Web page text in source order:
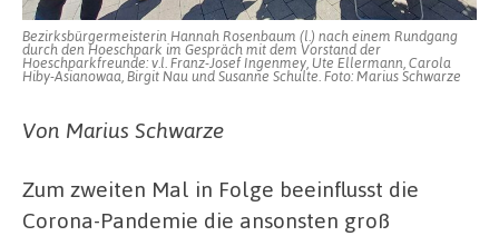
Bezirksbürgermeisterin Hannah Rosenbaum (l.) nach einem Rundgang
durch den Hoeschpark im Gespräch mit dem Vorstand der
Hoeschparkfreunde: v.l. Franz-Josef Ingenmey, Ute Ellermann, Carola
Hiby-Asianowaa, Birgit Nau und Susanne Schulte. Foto: Marius Schwarze
Von Marius Schwarze
Zum zweiten Mal in Folge beeinflusst die
Corona-Pandemie die ansonsten groß